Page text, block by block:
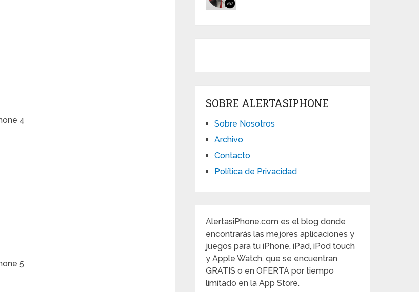
SOBRE ALERTASIPHONE
Sobre Nosotros
Archivo
Contacto
Política de Privacidad
AlertasiPhone.com es el blog donde
encontrarás las mejores aplicaciones y
juegos para tu iPhone, iPad, iPod touch
y Apple Watch, que se encuentran
GRATIS o en OFERTA por tiempo
limitado en la App Store.